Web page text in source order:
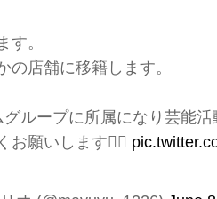
す。
の店舗に移籍します。
ループに所属になり芸能活
お願いします🙇‍♂️